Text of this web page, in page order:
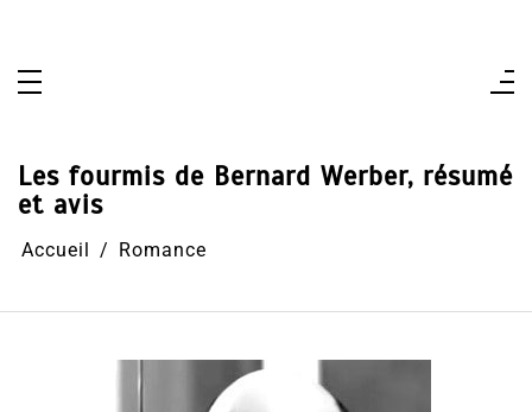
Les fourmis de Bernard Werber, résumé
et avis
Accueil Romance